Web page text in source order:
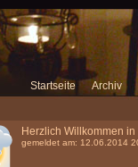
Startseite Archiv
Herzlich Willkommen
gemeldet am: 12.06.2014